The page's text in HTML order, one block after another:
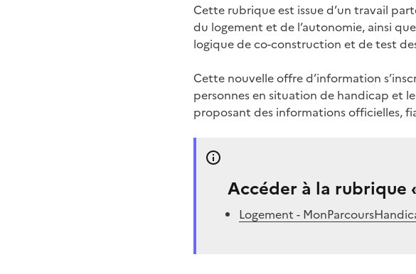
Cette rubrique est issue d’un travail
du logement et de l’autonomie, ainsi
logique de co-construction et de test
Cette nouvelle offre d’information
personnes en situation de handicap et
proposant des informations officielles,
Accéder à la rubrique
Logement -